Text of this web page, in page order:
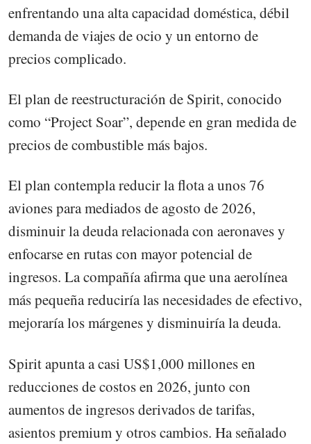
enfrentando una alta capacidad doméstica, débil
demanda de viajes de ocio y un entorno de
precios complicado.
El plan de reestructuración de Spirit, conocido
como “Project Soar”, depende en gran medida de
precios de combustible más bajos.
El plan contempla reducir la flota a unos 76
aviones para mediados de agosto de 2026,
disminuir la deuda relacionada con aeronaves y
enfocarse en rutas con mayor potencial de
ingresos. La compañía afirma que una aerolínea
más pequeña reduciría las necesidades de efectivo,
mejoraría los márgenes y disminuiría la deuda.
Spirit apunta a casi US$1,000 millones en
reducciones de costos en 2026, junto con
aumentos de ingresos derivados de tarifas,
asientos premium y otros cambios. Ha señalado